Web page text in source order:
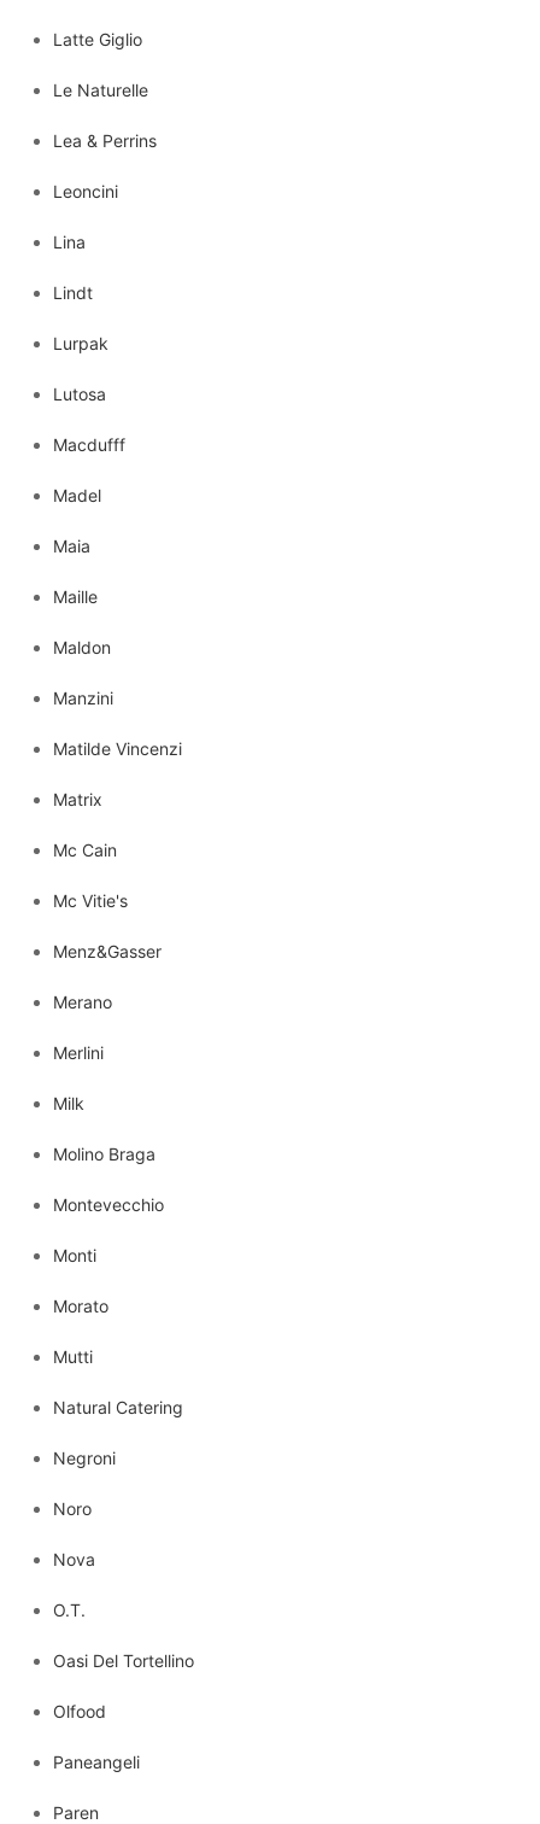
Latte Giglio
Le Naturelle
Lea & Perrins
Leoncini
Lina
Lindt
Lurpak
Lutosa
Macdufff
Madel
Maia
Maille
Maldon
Manzini
Matilde Vincenzi
Matrix
Mc Cain
Mc Vitie's
Menz&Gasser
Merano
Merlini
Milk
Molino Braga
Montevecchio
Monti
Morato
Mutti
Natural Catering
Negroni
Noro
Nova
O.T.
Oasi Del Tortellino
Olfood
Paneangeli
Paren